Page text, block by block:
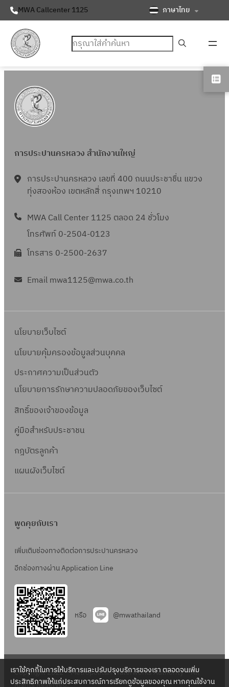
MWA Callcenter 1125 ภาษาไทย
ค้นหา
การประปานครหลวง สำนักงานใหญ่
การประปานครหลวง เลขที่ 400 ถนนประชาชื่น แขวง
ทุ่งสองห้อง เขตหลักสี่ กรุงเทพฯ 10210
MWA Call Center 1125 ตลอด 24 ชั่วโมง
โทรศัพท์ 0-2504-0123
โทรสาร 0-2500-2637
Email mwa1125@mwa.co.th
นโยบายเว็บไซต์
นโยบายคุ้มครองข้อมูลส่วนบุคคล
ประกาศความเป็นส่วนตัว
นโยบายการรักษาความปลอดภัยของเว็บไซต์
สิทธิ์ของเจ้าของข้อมูล
คู่มือสำหรับประชาชน
กฎบัตรลูกค้า
แผนผังเว็บไซต์
พูดคุยกับเรา
เพิ่มเติมช่องทางติดต่อการประปานครหลวง
อีกช่องทางผ่าน Application Line
หรือ @mwathailand
Copyright 2022 – Metropolitan Waterworks Authority – All
เราใช้คุกกี้ในการให้บริการและปรับปรุงบริการของเรา ตลอดจนเพิ่ม
ประสิทธิภาพให้แก่ประสบการณ์การเรียกดูข้อมูลของคุณ หากคุณใช้งาน